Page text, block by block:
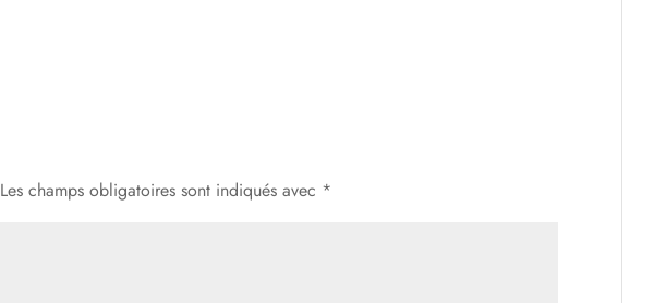
Les champs obligatoires sont indiqués avec *